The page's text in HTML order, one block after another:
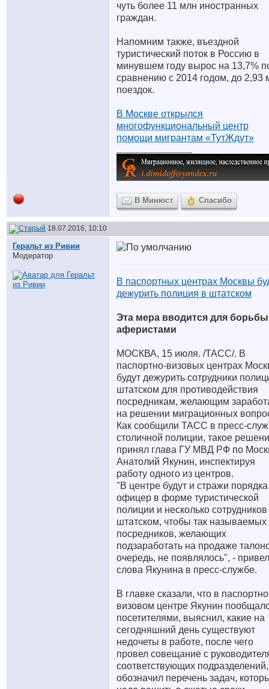
чуть более 11 млн иностранных
граждан.
Напомним также, въездной
туристический поток в Россию в
минувшем году вырос на 13,7%
сравнению с 2014 годом, до 2,93
поездок.
В Москве открылся
многофункциональный центр
помощи мигрантам «ТутЖдут»
В Минюст Спасибо
18.07.2016, 10:10
Геральт из Ривии
Модератор
В паспортных центрах Москвы
дежурить полиция в штатском
Эта мера вводится для
аферистами
МОСКВА, 15 июля. /ТАСС/. В
паспортно-визовых центрах
будут дежурить сотрудники
штатском для противодействия
посредникам, желающим
на решении миграционных
Как сообщили ТАСС в пресс-
столичной полиции, такое
принял глава ГУ МВД РФ по
Анатолий Якунин, инспектируя
работу одного из центров.
"В центре будут и стражи
офицер в форме туристической
полиции и несколько сотрудников
штатском, чтобы так называемых
посредников, желающих
подзаработать на продаже
очередь, не появлялось", -
слова Якунина в пресс-службе.
В главке сказали, что в
визовом центре Якунин
посетителями, выяснил, какие на
сегодняшний день существуют
недочеты в работе, после чего
провел совещание с
соответствующих подразделений,
обозначил перечень задач,